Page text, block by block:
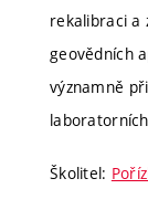
rekalibraci a
geovědních
významně
Školitel: